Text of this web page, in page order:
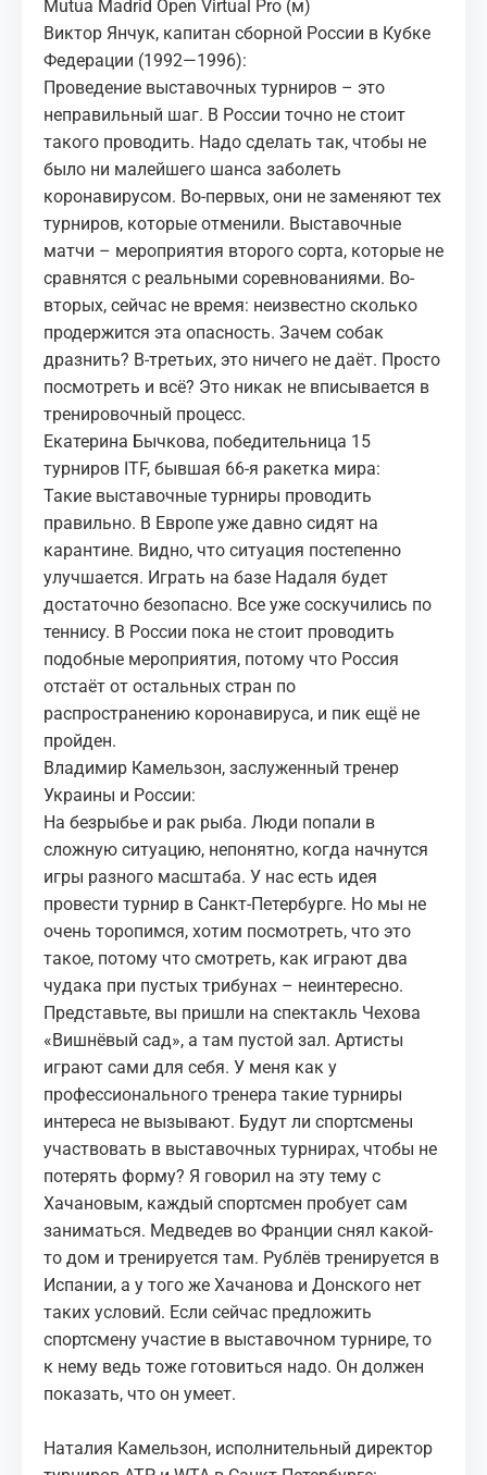
Mutua Madrid Open Virtual Pro (м)
Виктор Янчук, капитан сборной России в Кубке
Федерации (1992—1996):
Проведение выставочных турниров – это
неправильный шаг. В России точно не стоит
такого проводить. Надо сделать так, чтобы не
было ни малейшего шанса заболеть
коронавирусом. Во-первых, они не заменяют тех
турниров, которые отменили. Выставочные
матчи – мероприятия второго сорта, которые не
сравнятся с реальными соревнованиями. Во-
вторых, сейчас не время: неизвестно сколько
продержится эта опасность. Зачем собак
дразнить? В-третьих, это ничего не даёт. Просто
посмотреть и всё? Это никак не вписывается в
тренировочный процесс.
Екатерина Бычкова, победительница 15
турниров ITF, бывшая 66-я ракетка мира:
Такие выставочные турниры проводить
правильно. В Европе уже давно сидят на
карантине. Видно, что ситуация постепенно
улучшается. Играть на базе Надаля будет
достаточно безопасно. Все уже соскучились по
теннису. В России пока не стоит проводить
подобные мероприятия, потому что Россия
отстаёт от остальных стран по
распространению коронавируса, и пик ещё не
пройден.
Владимир Камельзон, заслуженный тренер
Украины и России:
На безрыбье и рак рыба. Люди попали в
сложную ситуацию, непонятно, когда начнутся
игры разного масштаба. У нас есть идея
провести турнир в Санкт-Петербурге. Но мы не
очень торопимся, хотим посмотреть, что это
такое, потому что смотреть, как играют два
чудака при пустых трибунах – неинтересно.
Представьте, вы пришли на спектакль Чехова
«Вишнёвый сад», а там пустой зал. Артисты
играют сами для себя. У меня как у
профессионального тренера такие турниры
интереса не вызывают. Будут ли спортсмены
участвовать в выставочных турнирах, чтобы не
потерять форму? Я говорил на эту тему с
Хачановым, каждый спортсмен пробует сам
заниматься. Медведев во Франции снял какой-
то дом и тренируется там. Рублёв тренируется в
Испании, а у того же Хачанова и Донского нет
таких условий. Если сейчас предложить
спортсмену участие в выставочном турнире, то
к нему ведь тоже готовиться надо. Он должен
показать, что он умеет.
Наталия Камельзон, исполнительный директор